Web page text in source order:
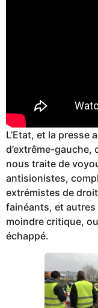
L’Etat, et la presse
d’extrême-gauche,
nous traite de
antisionistes,
extrémistes de
fainéants, et autres
moindre critique,
échappé.